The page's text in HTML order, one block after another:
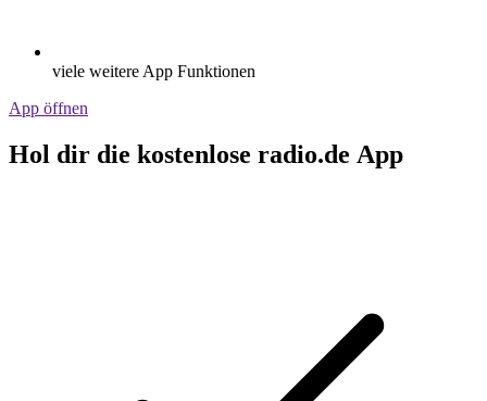
viele weitere App Funktionen
App öffnen
Hol dir die kostenlose radio.de App